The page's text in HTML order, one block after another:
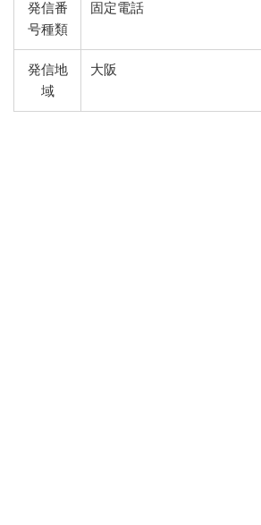
発信番
号種類
固定電話
発信地
域
大阪